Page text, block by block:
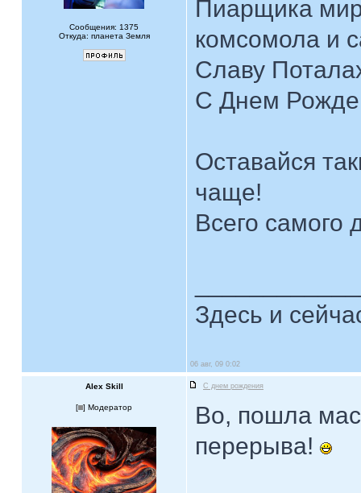
Сообщения: 1375
Откуда: планета Земля
Пиарщика
комсомола и
Славу
С Днем
Оставайся
чаще!
Всего самого
Здесь и
06 авг, 09 0:02
Alex Skill С днем рождения
[ ] Модератор
Во, пошла
перерыва!